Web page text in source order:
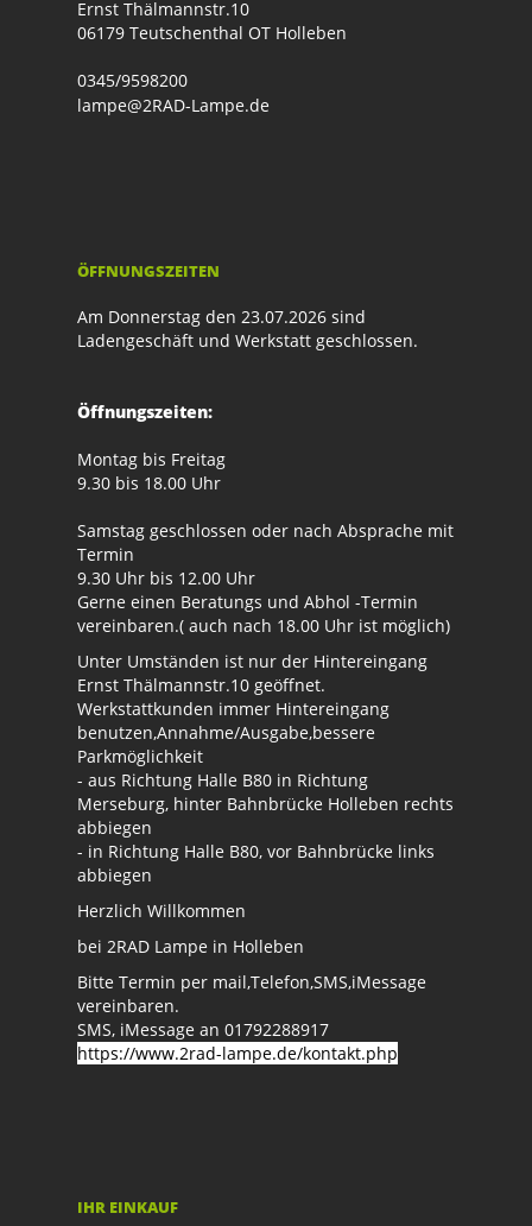
Ernst Thälmannstr.10
06179 Teutschenthal OT Holleben
0345/9598200
lampe@2RAD-Lampe.de
ÖFFNUNGSZEITEN
Am Donnerstag den 23.07.2026 sind
Ladengeschäft und Werkstatt geschlossen.
Öffnungszeiten:
Montag bis Freitag
9.30 bis 18.00 Uhr
Samstag geschlossen oder nach Absprache mit
Termin
9.30 Uhr bis 12.00 Uhr
Gerne einen Beratungs und Abhol -Termin
vereinbaren.( auch nach 18.00 Uhr ist möglich)
Unter Umständen ist nur der Hintereingang
Ernst Thälmannstr.10 geöffnet.
Werkstattkunden immer Hintereingang
benutzen,Annahme/Ausgabe,bessere
Parkmöglichkeit
- aus Richtung Halle B80 in Richtung
Merseburg, hinter Bahnbrücke Holleben rechts
abbiegen
- in Richtung Halle B80, vor Bahnbrücke links
abbiegen
Herzlich Willkommen
bei 2RAD Lampe in Holleben
Bitte Termin per mail,Telefon,SMS,iMessage
vereinbaren.
SMS, iMessage an 01792288917
https://www.2rad-lampe.de/kontakt.php
IHR EINKAUF